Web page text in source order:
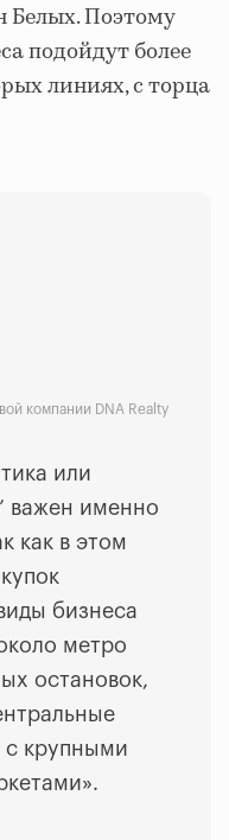
Белых. Поэтому
подойдут более
линиях, с торца
компании DNA Realty
или
важен именно
как в этом
бизнеса
метро
остановок,
крупными